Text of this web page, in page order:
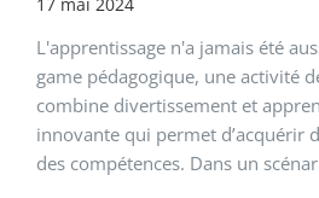
17 mai 2024
L'apprentissage n'a jamais été
game pédagogique, une activité
combine divertissement et
innovante qui permet d’acquérir
des compétences. Dans un